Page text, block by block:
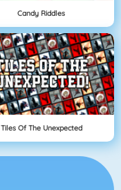
Candy Riddles
Tiles Of The Unexpected